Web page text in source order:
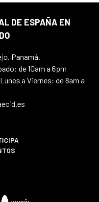
DE ESPAÑA EN
Panamá.
de 10am a 6pm
a Viernes: de 8am a